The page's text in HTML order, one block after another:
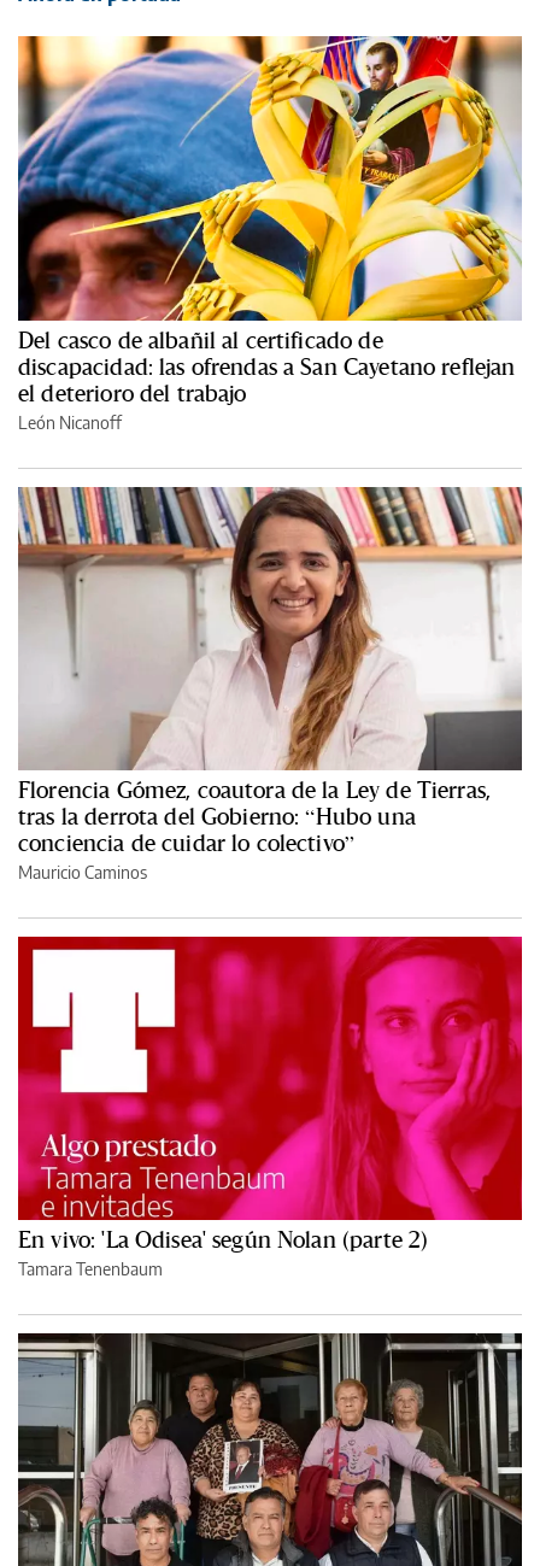
Del casco de albañil al certificado de
discapacidad: las ofrendas a San Cayetano reflejan
el deterioro del trabajo
León Nicanoff
Florencia Gómez, coautora de la Ley de Tierras,
tras la derrota del Gobierno: “Hubo una
conciencia de cuidar lo colectivo”
Mauricio Caminos
En vivo: 'La Odisea' según Nolan (parte 2)
Tamara Tenenbaum